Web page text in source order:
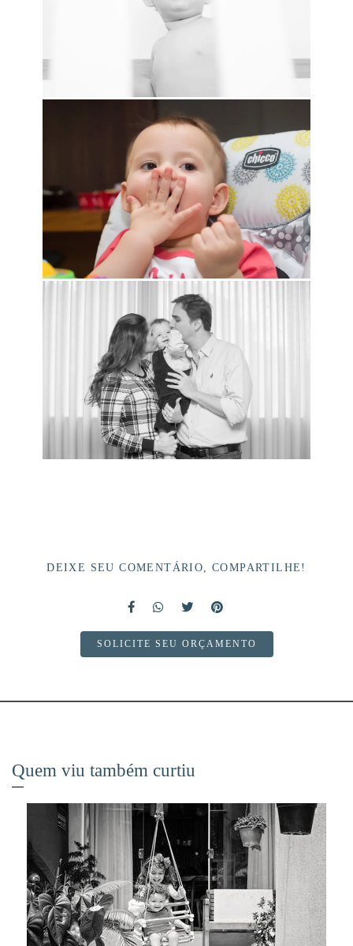
DEIXE SEU COMENTÁRIO, COMPARTILHE!
SOLICITE SEU ORÇAMENTO
Quem viu também curtiu